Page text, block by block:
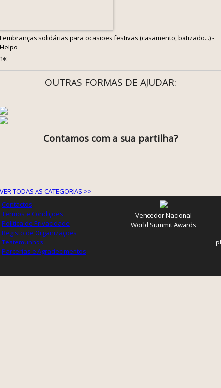
Lembranças solidárias para ocasiões festivas (casamento, batizado...) -
Helpo
1€
OUTRAS FORMAS DE AJUDAR:
Contamos com a sua partilha?
VER TODAS AS CATEGORIAS >>
Contactos
Termos e Condições
Política de Privacidade
Registo de Organizações
Testemunhos
Parcerias e Agradecimentos
Vencedor Nacional
World Summit Awards